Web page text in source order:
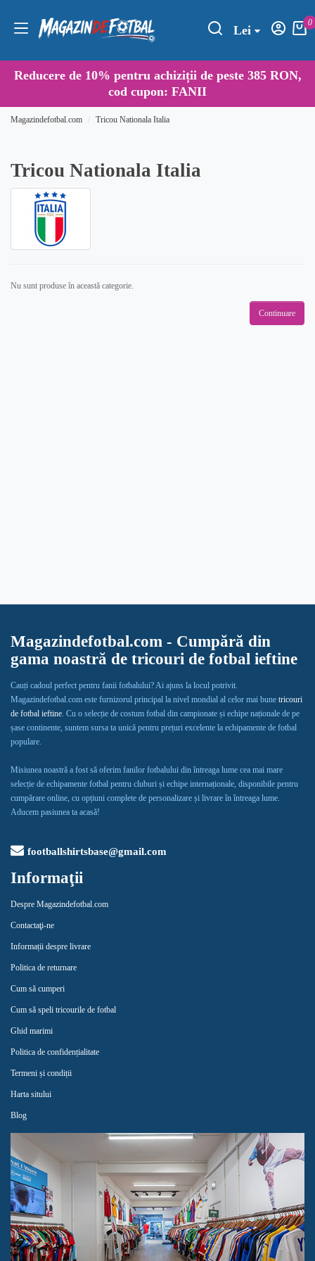
Lei
0
Reducere de 10% pentru achiziții de peste 385 RON,
cod cupon: FANII
Magazindefotbal.com Tricou Nationala Italia
Tricou Nationala Italia
Nu sunt produse în această categorie.
Continuare
Magazindefotbal.com - Cumpără din
gama noastră de tricouri de fotbal ieftine
Cauți cadoul perfect pentru fanii fotbalului? Ai ajuns la locul potrivit.
Magazindefotbal.com este furnizorul principal la nivel mondial al celor mai bune tricouri
de fotbal ieftine. Cu o selecție de costum fotbal din campionate și echipe naționale de pe
șase continente, suntem sursa ta unică pentru prețuri excelente la echipamente de fotbal
populare.
Misiunea noastră a fost să oferim fanilor fotbalului din întreaga lume cea mai mare
selecție de echipamente fotbal pentru cluburi și echipe internaționale, disponibile pentru
cumpărare online, cu opțiuni complete de personalizare și livrare în întreaga lume.
Aducem pasiunea ta acasă!
footballshirtsbase@gmail.com
Informaţii
Despre Magazindefotbal.com
Contactaţi-ne
Informații despre livrare
Politica de returnare
Cum să cumperi
Cum să speli tricourile de fotbal
Ghid marimi
Politica de confidențialitate
Termeni și condiții
Harta sitului
Blog